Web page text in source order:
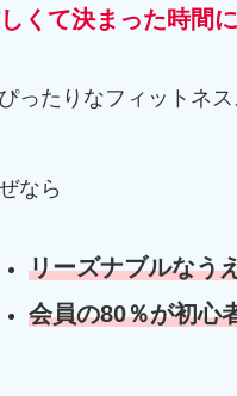
くて決まった時間
ったりなフィットネ
なら
リーズナブルなう
会員の80％が初心